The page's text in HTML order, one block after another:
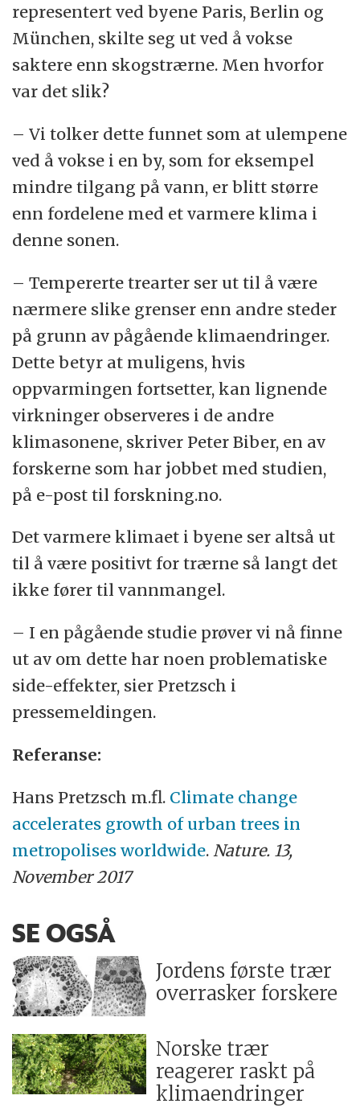
representert ved byene Paris, Berlin og
München, skilte seg ut ved å vokse
saktere enn skogstrærne. Men hvorfor
var det slik?
– Vi tolker dette funnet som at ulempene
ved å vokse i en by, som for eksempel
mindre tilgang på vann, er blitt større
enn fordelene med et varmere klima i
denne sonen.
– Tempererte trearter ser ut til å være
nærmere slike grenser enn andre steder
på grunn av pågående klimaendringer.
Dette betyr at muligens, hvis
oppvarmingen fortsetter, kan lignende
virkninger observeres i de andre
klimasonene, skriver Peter Biber, en av
forskerne som har jobbet med studien,
på e-post til forskning.no.
Det varmere klimaet i byene ser altså ut
til å være positivt for trærne så langt det
ikke fører til vannmangel.
– I en pågående studie prøver vi nå finne
ut av om dette har noen problematiske
side-effekter, sier Pretzsch i
pressemeldingen.
Referanse:
Hans Pretzsch m.fl. Climate change
accelerates growth of urban trees in
metropolises worldwide. Nature. 13,
November 2017
SE OGSÅ
Jordens første trær
overrasker forskere
Norske trær
reagerer raskt på
klimaendringer